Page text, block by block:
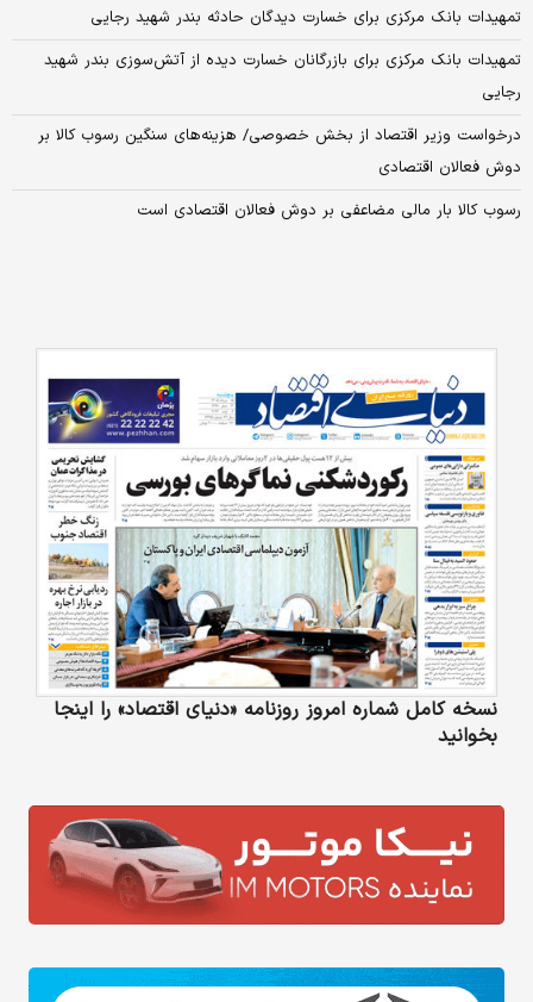
تمهیدات بانک مرکزی برای خسارت دیدگان حادثه بندر شهید رجایی
تمهیدات بانک مرکزی برای بازرگانان خسارت دیده از آتش‌سوزی بندر شهید
رجایی
درخواست وزیر اقتصاد از بخش خصوصی/ هزینه‌های سنگین رسوب کالا بر
دوش فعالان اقتصادی
رسوب کالا بار مالی مضاعفی بر دوش فعالان اقتصادی است
نسخه کامل شماره امروز روزنامه «دنیای‌ اقتصاد» را اینجا
بخوانید